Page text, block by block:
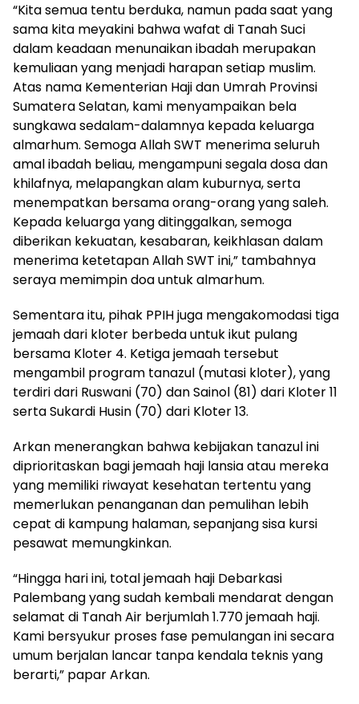
“Kita semua tentu berduka, namun pada saat yang
sama kita meyakini bahwa wafat di Tanah Suci
dalam keadaan menunaikan ibadah merupakan
kemuliaan yang menjadi harapan setiap muslim.
Atas nama Kementerian Haji dan Umrah Provinsi
Sumatera Selatan, kami menyampaikan bela
sungkawa sedalam-dalamnya kepada keluarga
almarhum. Semoga Allah SWT menerima seluruh
amal ibadah beliau, mengampuni segala dosa dan
khilafnya, melapangkan alam kuburnya, serta
menempatkan bersama orang-orang yang saleh.
Kepada keluarga yang ditinggalkan, semoga
diberikan kekuatan, kesabaran, keikhlasan dalam
menerima ketetapan Allah SWT ini,” tambahnya
seraya memimpin doa untuk almarhum.
Sementara itu, pihak PPIH juga mengakomodasi tiga
jemaah dari kloter berbeda untuk ikut pulang
bersama Kloter 4. Ketiga jemaah tersebut
mengambil program tanazul (mutasi kloter), yang
terdiri dari Ruswani (70) dan Sainol (81) dari Kloter 11
serta Sukardi Husin (70) dari Kloter 13.
Arkan menerangkan bahwa kebijakan tanazul ini
diprioritaskan bagi jemaah haji lansia atau mereka
yang memiliki riwayat kesehatan tertentu yang
memerlukan penanganan dan pemulihan lebih
cepat di kampung halaman, sepanjang sisa kursi
pesawat memungkinkan.
“Hingga hari ini, total jemaah haji Debarkasi
Palembang yang sudah kembali mendarat dengan
selamat di Tanah Air berjumlah 1.770 jemaah haji.
Kami bersyukur proses fase pemulangan ini secara
umum berjalan lancar tanpa kendala teknis yang
berarti,” papar Arkan.